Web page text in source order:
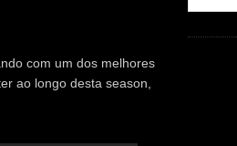
com um dos melhores
ao longo desta season,